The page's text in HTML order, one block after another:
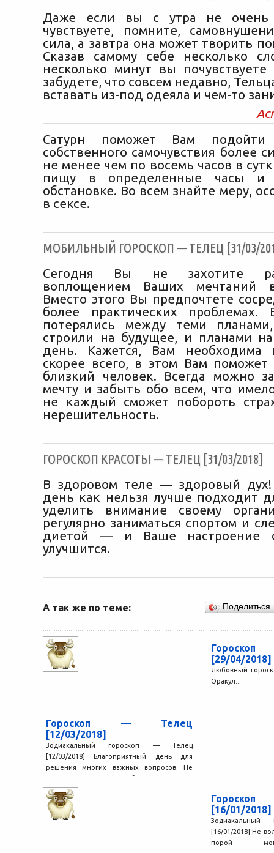
Даже если вы с утра не очень
чувствуете, помните,
сила, а завтра она может творить
Сказав самому себе несколько
несколько минут вы
забудете, что совсем недавно,
вставать из-под одеяла и чем-то
Сатурн поможет Вам
собственного самочувствия более
не менее чем по восемь часов в
пищу в определенные часы и
обстановке. Во всем знайте меру,
в сексе.
МОБИЛЬНЫЙ ГОРОСКОП — ТЕЛЕЦ [31/03/
Сегодня Вы не захотите
воплощением Ваших мечтаний
Вместо этого Вы предпочтете
более практических проблемах.
потерялись между теми
строили на будущее, и планами
день. Кажется, Вам необходима
скорее всего, в этом Вам
близкий человек. Всегда можно
мечту и забыть обо всем, что
не каждый сможет побороть
нерешительность.
ГОРОСКОП КРАСОТЫ — ТЕЛЕЦ [31/03/2018]
В здоровом теле — здоровый
день как нельзя лучше подходит
уделить внимание своему
регулярно заниматься спортом и
диетой — и Ваше настроение
улучшится.
А так же по теме:
[29/04/2018]
Любовный
Оракул...
Гороскоп — Телец
[12/03/2018]
Зодиакальный гороскоп — Телец
[12/03/2018] Благоприятный день для
решения многих важных вопросов. Не
важно, идет ли речь о работе или...
[16/01/2018]
[16/01/2018] Не
порой